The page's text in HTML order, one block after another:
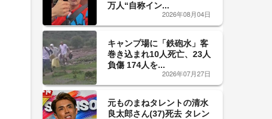
万人“自称イン...
2026年08月04日
キャンプ場に「鉄砲水」客
巻き込まれ10人死亡、23人
負傷 174人を...
2026年07月27日
元ものまねタレントの清水
良太郎さん(37)死去 タレン